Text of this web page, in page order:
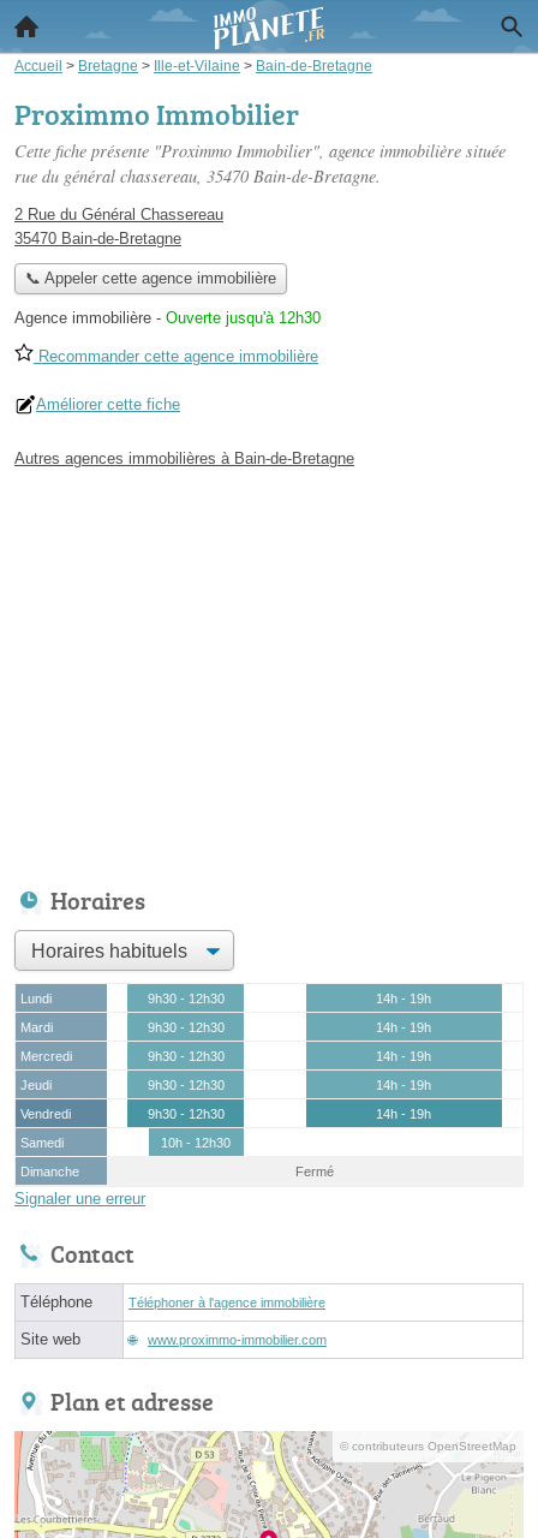
Accueil > Bretagne > Ille-et-Vilaine > Bain-de-Bretagne
Proximmo Immobilier
Cette fiche présente "Proximmo Immobilier", agence immobilière située
rue du général chassereau, 35470 Bain-de-Bretagne.
2 Rue du Général Chassereau
35470 Bain-de-Bretagne
📞 Appeler cette agence immobilière
Agence immobilière - Ouverte jusqu'à 12h30
Recommander cette agence immobilière
Améliorer cette fiche
Autres agences immobilières à Bain-de-Bretagne
Horaires
Lundi 9h30 - 12h30
14h - 19h
Mardi
9h30 - 12h30
14h - 19h
Mercredi
9h30 - 12h30
14h - 19h
Jeudi
9h30 - 12h30
14h - 19h
Vendredi
9h30 - 12h30
14h - 19h
Samedi
10h - 12h30
Dimanche
Fermé
Signaler une erreur
Contact
Téléphone Téléphoner à l'agence immobilière
Site web www.proximmo-immobilier.com
Plan et adresse
© contributeurs OpenStreetMap